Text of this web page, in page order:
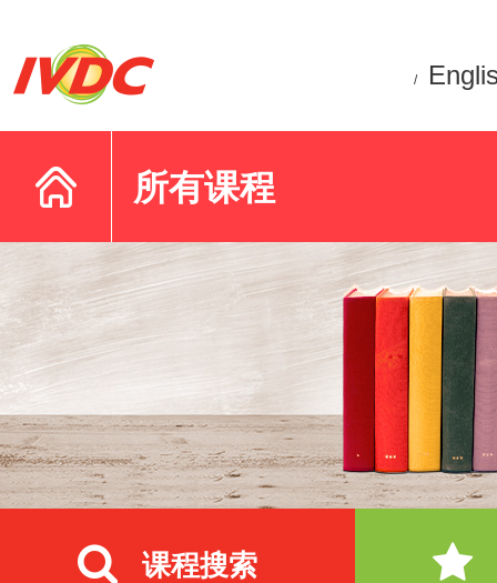
/
所有课程
课程搜索